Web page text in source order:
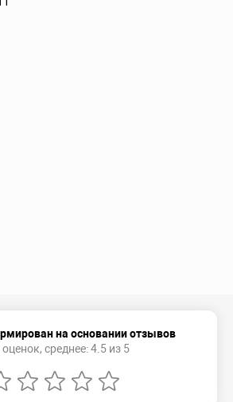
на основании отзывов
среднее: 4.5 из 5